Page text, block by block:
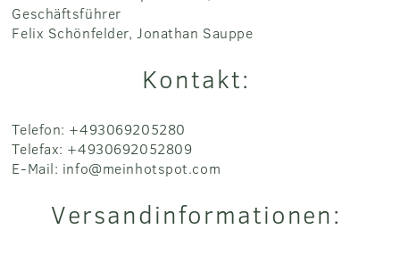
Geschäftsführer
Felix Schönfelder, Jonathan Sauppe
Kontakt:
Telefon: +493069205280
Telefax: +4930692052809
E-Mail: info@meinhotspot.com
Versandinformationen: